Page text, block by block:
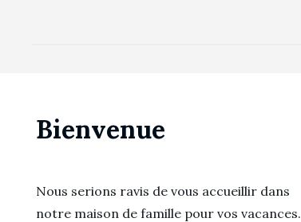
Bienvenue
Nous serions ravis de vous accueillir dans
notre maison de famille pour vos vacances.